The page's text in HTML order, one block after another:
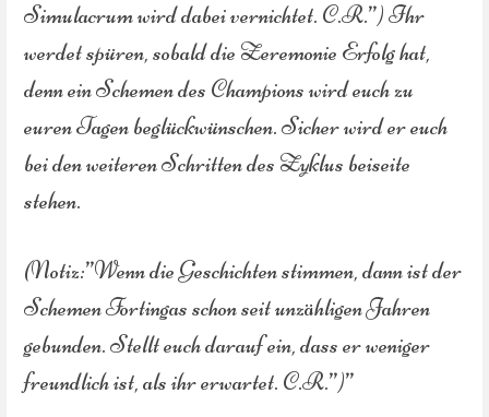
Simulacrum wird dabei vernichtet. C.R.”) Ihr
werdet spüren, sobald die Zeremonie Erfolg hat,
denn ein Schemen des Champions wird euch zu
euren Tagen beglückwünschen. Sicher wird er euch
bei den weiteren Schritten des Zyklus beiseite
stehen.
(Notiz:”Wenn die Geschichten stimmen, dann ist der
Schemen Fortingas schon seit unzähligen Jahren
gebunden. Stellt euch darauf ein, dass er weniger
freundlich ist, als ihr erwartet. C.R.”)”